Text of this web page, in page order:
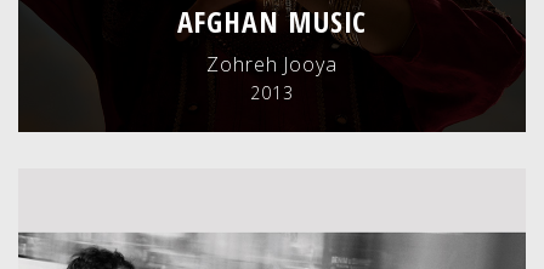
AFGHAN MUSIC
Zohreh Jooya
2013